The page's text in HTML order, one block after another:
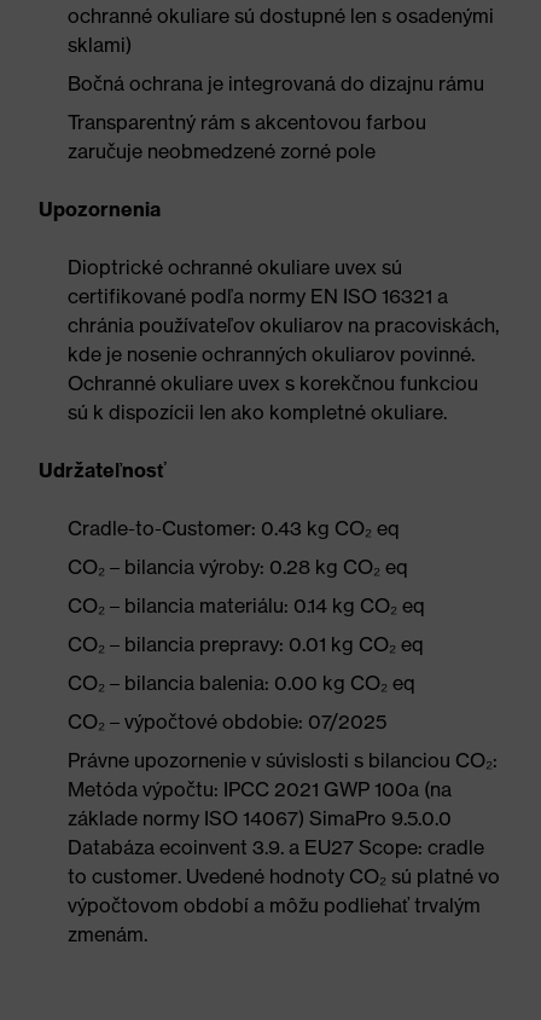
ochranné okuliare sú dostupné len s osadenými
sklami)
Bočná ochrana je integrovaná do dizajnu rámu
Transparentný rám s akcentovou farbou
zaručuje neobmedzené zorné pole
Upozornenia
Dioptrické ochranné okuliare uvex sú
certifikované podľa normy EN ISO 16321 a
chránia používateľov okuliarov na pracoviskách,
kde je nosenie ochranných okuliarov povinné.
Ochranné okuliare uvex s korekčnou funkciou
sú k dispozícii len ako kompletné okuliare.
Udržateľnosť
Cradle-to-Customer: 0.43 kg CO₂ eq
CO₂ – bilancia výroby: 0.28 kg CO₂ eq
CO₂ – bilancia materiálu: 0.14 kg CO₂ eq
CO₂ – bilancia prepravy: 0.01 kg CO₂ eq
CO₂ – bilancia balenia: 0.00 kg CO₂ eq
CO₂ – výpočtové obdobie: 07/2025
Právne upozornenie v súvislosti s bilanciou CO₂:
Metóda výpočtu: IPCC 2021 GWP 100a (na
základe normy ISO 14067) SimaPro 9.5.0.0
Databáza ecoinvent 3.9. a EU27 Scope: cradle
to customer. Uvedené hodnoty CO₂ sú platné vo
výpočtovom období a môžu podliehať trvalým
zmenám.